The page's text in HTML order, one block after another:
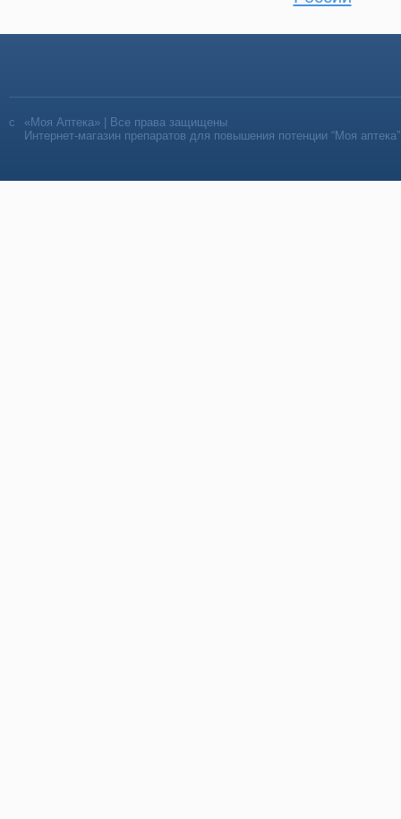
«Моя Аптека» | Все права защищены
Интернет-магазин препаратов для повышения потенции “Моя